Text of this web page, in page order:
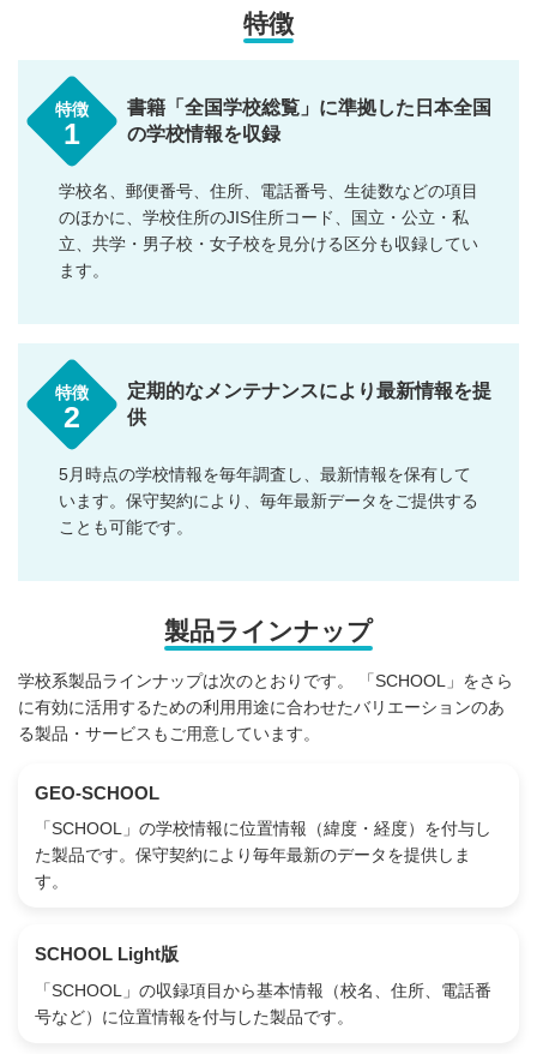
特徴
特徴
1
書籍「全国学校総覧」に準拠した日本全国
の学校情報を収録
学校名、郵便番号、住所、電話番号、生徒数などの項目
のほかに、学校住所のJIS住所コード、国立・公立・私
立、共学・男子校・女子校を見分ける区分も収録してい
ます。
特徴
2
定期的なメンテナンスにより最新情報を提
供
5月時点の学校情報を毎年調査し、最新情報を保有して
います。保守契約により、毎年最新データをご提供する
ことも可能です。
製品ラインナップ
学校系製品ラインナップは次のとおりです。 「SCHOOL」をさら
に有効に活用するための利用用途に合わせたバリエーションのあ
る製品・サービスもご用意しています。
GEO-SCHOOL
「SCHOOL」の学校情報に位置情報（緯度・経度）を付与し
た製品です。保守契約により毎年最新のデータを提供しま
す。
SCHOOL Light版
「SCHOOL」の収録項目から基本情報（校名、住所、電話番
号など）に位置情報を付与した製品です。